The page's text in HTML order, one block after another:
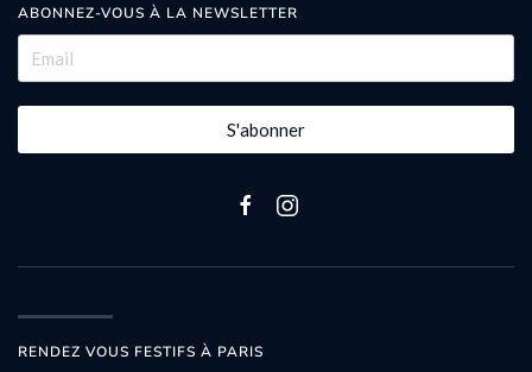
ABONNEZ-VOUS À LA NEWSLETTER
S'abonner
RENDEZ VOUS FESTIFS À PARIS